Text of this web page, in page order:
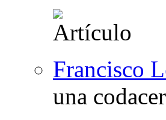
Francisco
una